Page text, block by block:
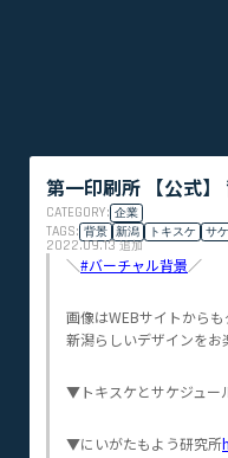
第一印刷所 【公式】
CATEGORY: 企業
TAGS: 背景 新潟 トキスケ サ
2022.09.13追加
＼#バーチャル背景／
画像はWEBサイトから
新潟らしいデザインをお
▼トキスケとサケジュー
▼にいがたもよう研究所